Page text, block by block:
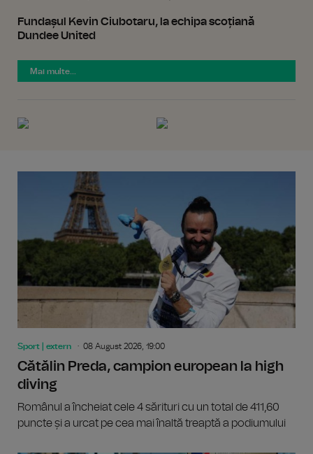
Fundașul Kevin Ciubotaru, la echipa scoțiană
Dundee United
Mai multe...
Sport | extern 08 August 2026, 19:00
Cătălin Preda, campion european la high
diving
Românul a încheiat cele 4 sărituri cu un total de 411,60
puncte și a urcat pe cea mai înaltă treaptă a podiumului